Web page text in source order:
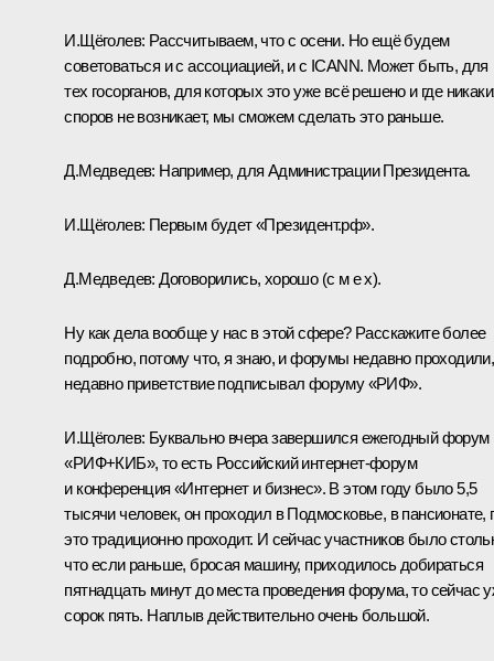
И.Щёголев: Рассчитываем, что с осени. Но ещё будем
советоваться и с ассоциацией, и с ICANN. Может быть, для
тех госорганов, для которых это уже всё решено и где
споров не возникает, мы сможем сделать это раньше.
Д.Медведев: Например, для Администрации Президента.
И.Щёголев: Первым будет «Президент.рф».
Д.Медведев:Договорились, хорошо (с м е х).
Ну как дела вообще у нас в этой сфере? Расскажите более
подробно, потому что, я знаю, и форумы недавно
недавно приветствие подписывал форуму «РИФ».
И.Щёголев: Буквально вчера завершился ежегодный форум
«РИФ+КИБ», то есть Российский интернет-форум
и конференция «Интернет и бизнес». В этом году было 5,5
тысячи человек, он проходил в Подмосковье, в пансионате,
это традиционно проходит. И сейчас участников было
что если раньше, бросая машину, приходилось добираться
пятнадцать минут до места проведения форума, то сейчас
сорок пять. Наплыв действительно очень большой.